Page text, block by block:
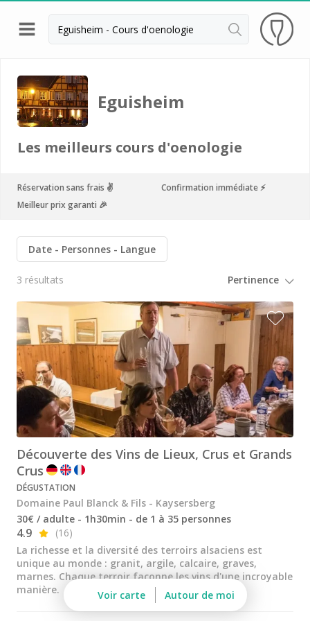
Retour
Visite cave & dégustation vin Colmar
Distilleries Alsace
Arthur Metz
Cave des Hospices de Strasbourg
Distillerie Lehmann
Domaine Jean Sipp
Dopff au Moulin
Famille Hugel
Cadeau dégustation vin Alsace
Carte Cadeau
Cours d'oenologie Alsace
Cours d'oenologie Colmar
Cours d'oenologie Strasbourg
Tous les cours d'oenologie
Visite cave & dégustation vin Alsace
Visite cave & dégustation vin Beaujolais
Visite chateau & dégustation vin Bordeaux
Visite cave & dégustation vin Bourgogne
Eguisheim
Les meilleurs cours d'oenologie
Réservation sans frais ✌️
Confirmation immédiate ⚡️
Meilleur prix garanti 🎉
Date Personnes Langue
3 résultats
Découverte des Vins de Lieux, Crus et Grands
Crus
DÉGUSTATION
Domaine Paul Blanck & Fils - Kaysersberg
30€ / adulte - 1h30min - de 1 à 35 personnes
4.9
(16)
La richesse et la diversité des terroirs alsaciens est
unique au monde : granit, argile, calcaire, graves,
marnes. Chaque terroir façonne les vins d'une incroyable
manière.
Voir carte Autour de moi